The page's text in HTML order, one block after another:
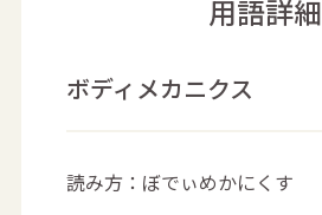
用語詳細
ボディメカニクス
読み方：ぼでぃめかにくす